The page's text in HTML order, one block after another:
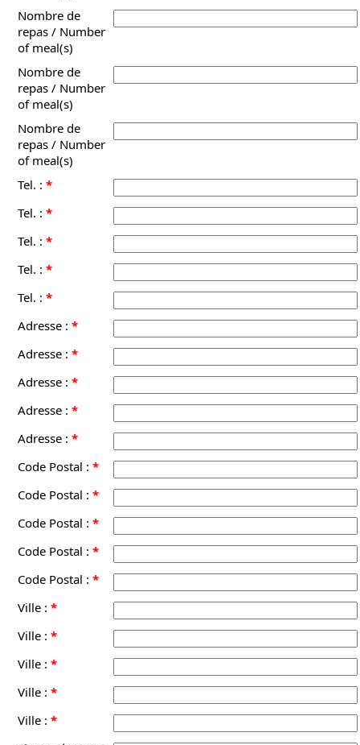
Nombre de
repas / Number
of meal(s)
Nombre de
repas / Number
of meal(s)
Nombre de
repas / Number
of meal(s)
Tel. :*
Tel. :*
Tel. :*
Tel. :*
Tel. :*
Adresse :*
Adresse :*
Adresse :*
Adresse :*
Adresse :*
Code Postal :*
Code Postal :*
Code Postal :*
Code Postal :*
Code Postal :*
Ville :*
Ville :*
Ville :*
Ville :*
Ville :*